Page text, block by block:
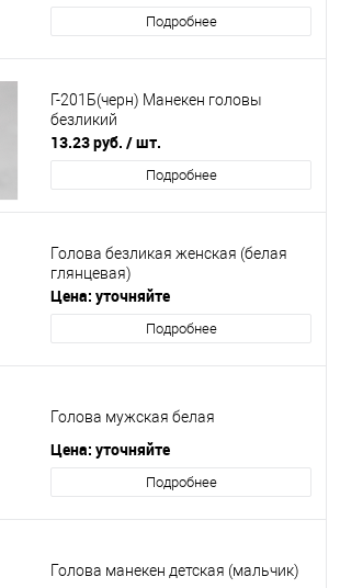
Подробнее
Г-201Б(черн) Манекен головы
безликий
13.23руб. / шт.
Подробнее
Голова безликая женская (белая
глянцевая)
Цена: уточняйте
Подробнее
Голова мужская белая
Цена: уточняйте
Подробнее
Голова манекен детская (мальчик)